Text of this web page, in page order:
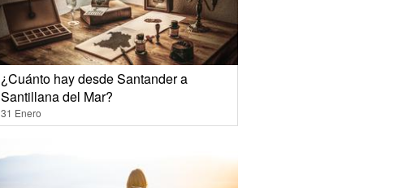
¿Cuánto hay desde Santander a
Santillana del Mar?
31 Enero